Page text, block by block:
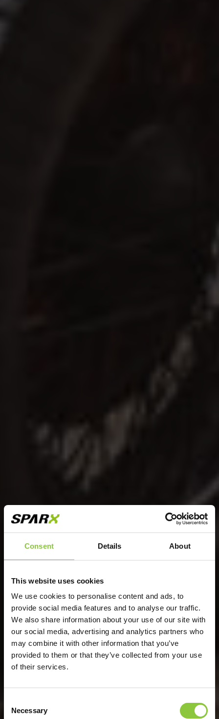
Consent Details About
This website uses cookies
We use cookies to personalise content and ads, to
provide social media features and to analyse our traffic.
We also share information about your use of our site with
our social media, advertising and analytics partners who
may combine it with other information that you’ve
provided to them or that they’ve collected from your use
of their services.
Selection
Necessary